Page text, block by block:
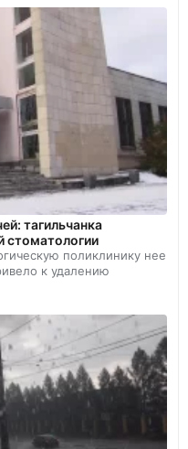
тагильчанка
стоматологии
поликлинику нее
к удалению